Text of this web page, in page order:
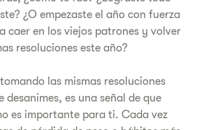
¿O empezaste el año con fuerza
caer en los viejos patrones y volver
resoluciones este año?
las mismas resoluciones
desanimes, es una señal de que
es importante para ti. Cada vez